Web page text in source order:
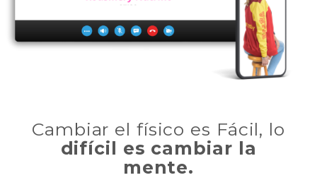
Cambiar el físico es Fácil, lo
difícil es cambiar la
mente.